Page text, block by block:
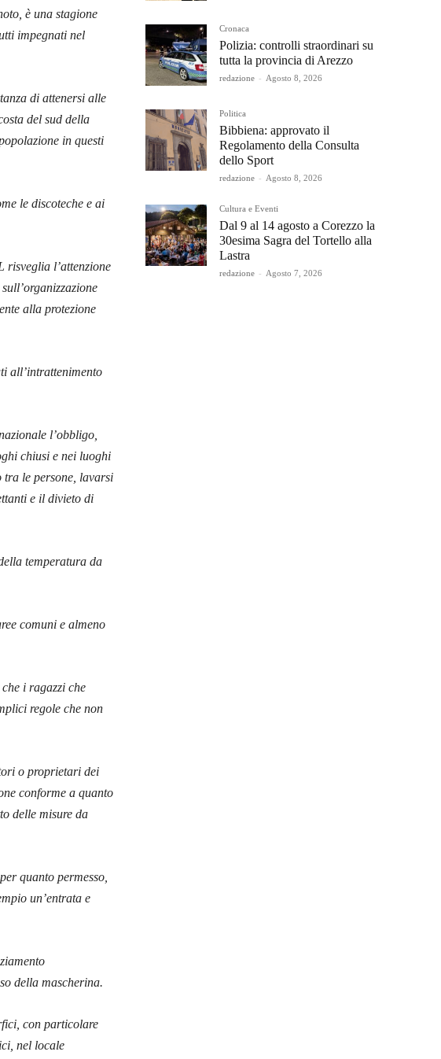
è una stagione
impegnati nel
di attenersi alle
del sud della
in questi
le discoteche e ai
risveglia l’attenzione
alla protezione
all’intrattenimento
l’obbligo,
chiusi e nei luoghi
tra le persone, lavarsi
e il divieto di
temperatura da
comuni e almeno
i ragazzi che
regole che non
o proprietari dei
conforme a quanto
delle misure da
quanto permesso,
un’entrata e
della mascherina.
con particolare
nel locale
Cronaca
Polizia: controlli straordinari su
tutta la provincia di Arezzo
redazione - Agosto 8, 2026
Politica
Bibbiena: approvato il
Regolamento della Consulta
dello Sport
redazione - Agosto 8, 2026
Cultura e Eventi
Dal 9 al 14 agosto a Corezzo la
30esima Sagra del Tortello alla
Lastra
redazione - Agosto 7, 2026